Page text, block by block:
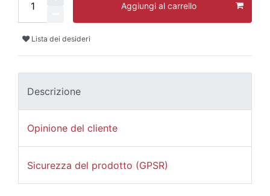
Aggiungi al carrello
Lista dei desideri
Descrizione
Opinione del cliente
Sicurezza del prodotto (GPSR)